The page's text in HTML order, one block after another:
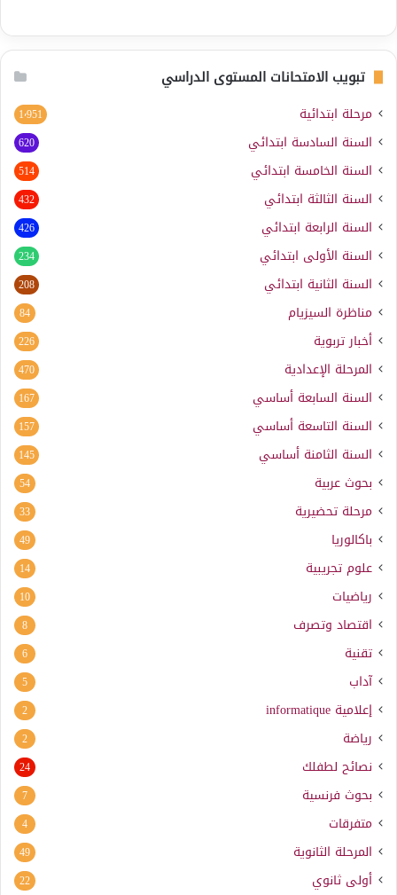
تبويب الامتحانات المستوى الدراسي
مرحلة ابتدائية 1٬951
السنة السادسة ابتدائي 620
السنة الخامسة ابتدائي 514
السنة الثالثة ابتدائي 432
السنة الرابعة ابتدائي 426
السنة الأولى ابتدائي 234
السنة الثانية ابتدائي 208
مناظرة السيزيام 84
أخبار تربوية 226
المرحلة الإعدادية 470
السنة السابعة أساسي 167
السنة التاسعة أساسي 157
السنة الثامنة أساسي 145
بحوث عربية 54
مرحلة تحضيرية 33
باكالوريا 49
علوم تجريبية 14
رياضيات 10
اقتصاد وتصرف 8
تقنية 6
آداب 5
إعلامية informatique
2
رياضة 2
نصائح لطفلك 24
بحوث فرنسية 7
متفرقات 4
المرحلة الثانوية 49
أولى ثانوي 22